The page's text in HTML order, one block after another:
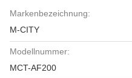
Markenbezeichnung:
M-CITY
Modellnummer:
MCT-AF200